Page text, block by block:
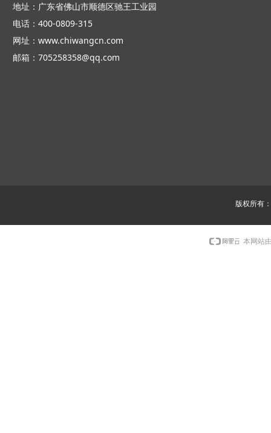
地址：广东省佛山市顺德区驰王工业园
电话：400-0809-315
网址：www.chiwangcn.com
邮箱：705258358@qq.com
版权所有
本网站